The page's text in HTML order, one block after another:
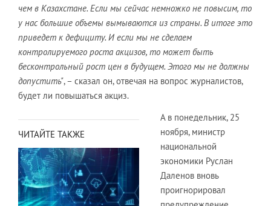
чем в Казахстане. Если мы сейчас немножко не повысим, то
у нас большие объемы вымываются из страны. В итоге это
приведет к дефициту. И если мы не сделаем
контролируемого роста акцизов, то может быть
бесконтрольный рост цен в будущем. Этого мы не должны
допустить", – сказал он, отвечая на вопрос журналистов,
будет ли повышаться акциз.
ЧИТАЙТЕ ТАКЖЕ
А в понедельник, 25
ноября, министр
национальной
экономики Руслан
Даленов вновь
проигнорировал